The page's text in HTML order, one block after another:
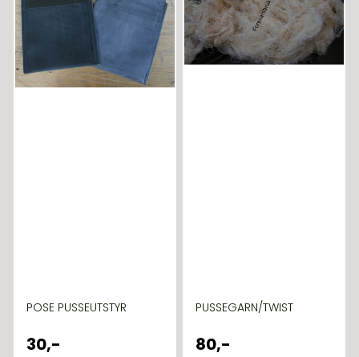
POSE PUSSEUTSTYR
30,-
PUSSEGARN/TWIST
80,-